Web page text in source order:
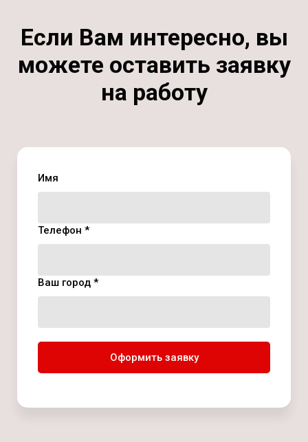
Если Вам интересно, вы
можете оставить заявку
на работу
Имя
Телефон *
Ваш город *
Оформить заявку